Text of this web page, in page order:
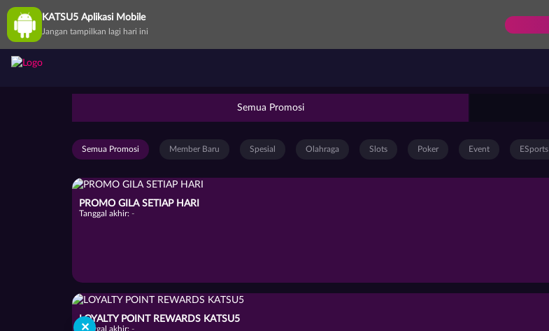
KATSU5 Aplikasi Mobile
Jangan tampilkan lagi hari ini
Semua Promosi
Semua Promosi Member Baru Spesial Olahraga Slots Poker Event ESports
PROMO GILA SETIAP HARI
Tanggal akhir: -
LOYALTY POINT REWARDS KATSU5
Tanggal akhir: -
✕